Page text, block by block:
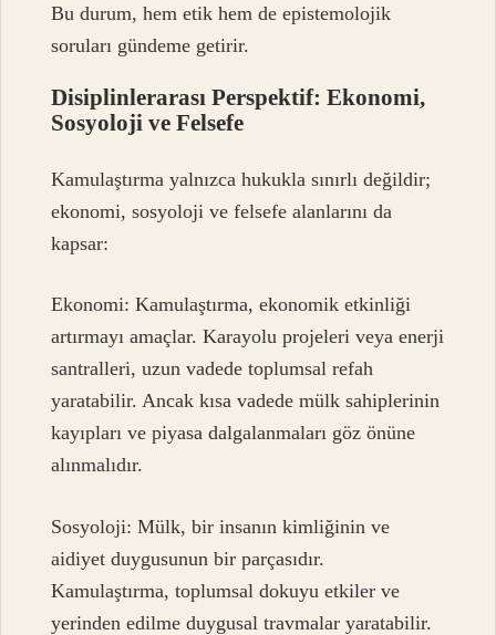
Bu durum, hem etik hem de epistemolojik
soruları gündeme getirir.
Disiplinlerarası Perspektif: Ekonomi,
Sosyoloji ve Felsefe
Kamulaştırma yalnızca hukukla sınırlı değildir;
ekonomi, sosyoloji ve felsefe alanlarını da
kapsar:
Ekonomi: Kamulaştırma, ekonomik etkinliği
artırmayı amaçlar. Karayolu projeleri veya enerji
santralleri, uzun vadede toplumsal refah
yaratabilir. Ancak kısa vadede mülk sahiplerinin
kayıpları ve piyasa dalgalanmaları göz önüne
alınmalıdır.
Sosyoloji: Mülk, bir insanın kimliğinin ve
aidiyet duygusunun bir parçasıdır.
Kamulaştırma, toplumsal dokuyu etkiler ve
yerinden edilme duygusal travmalar yaratabilir.